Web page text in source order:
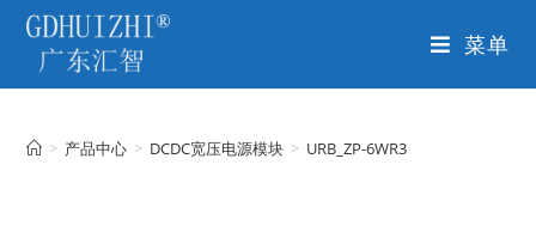
菜单
> 产品中心 > DCDC宽压电源模块 > URB_ZP-6WR3